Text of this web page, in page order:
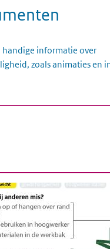
handige informatie over
zoals animaties en